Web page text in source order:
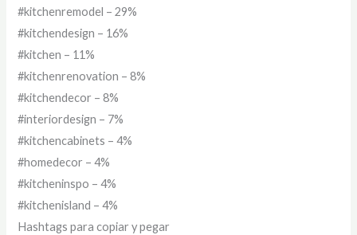
#kitchenremodel – 29%
#kitchendesign – 16%
#kitchen – 11%
#kitchenrenovation – 8%
#kitchendecor – 8%
#interiordesign – 7%
#kitchencabinets – 4%
#homedecor – 4%
#kitcheninspo – 4%
#kitchenisland – 4%
Hashtags para copiar y pegar